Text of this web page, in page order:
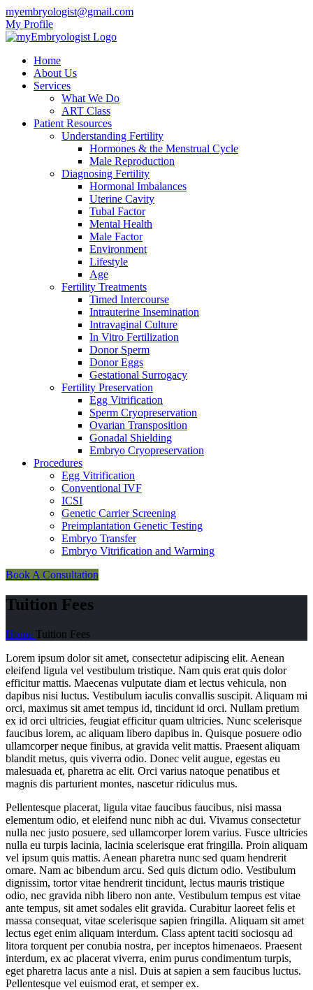
myembryologist@gmail.com
My Profile
Home
About Us
Services
What We Do
ART Class
Patient Resources
Understanding Fertility
Hormones & the Menstrual Cycle
Male Reproduction
Diagnosing Fertility
Hormonal Imbalances
Uterine Cavity
Tubal Factor
Mental Health
Male Factor
Environment
Lifestyle
Age
Fertility Treatments
Timed Intercourse
Intrauterine Insemination
Intravaginal Culture
In Vitro Fertilization
Donor Sperm
Donor Eggs
Gestational Surrogacy
Fertility Preservation
Egg Vitrification
Sperm Cryopreservation
Ovarian Transposition
Gonadal Shielding
Embryo Cryopreservation
Procedures
Egg Vitrification
Conventional IVF
ICSI
Genetic Carrier Screening
Preimplantation Genetic Testing
Embryo Transfer
Embryo Vitrification and Warming
Book A Consultation
Tuition Fees
Home Tuition Fees
Lorem ipsum dolor sit amet, consectetur adipiscing elit. Aenean
eleifend ligula vel vestibulum tristique. Nam quis erat quis dolor
efficitur mattis. Maecenas vulputate diam et lectus vehicula, non
dapibus nisi luctus. Vestibulum iaculis convallis suscipit. Aliquam mi
orci, maximus sit amet tempus id, tincidunt id orci. Nullam pretium
ex id orci ultricies, feugiat efficitur quam ultricies. Nunc scelerisque
faucibus lorem, ac aliquam libero dapibus in. Quisque posuere odio
ullamcorper neque finibus, at gravida velit mattis. Praesent aliquam
blandit metus, quis viverra odio. Donec velit augue, egestas eu
malesuada et, pharetra ac elit. Orci varius natoque penatibus et
magnis dis parturient montes, nascetur ridiculus mus.
Pellentesque placerat, ligula vitae faucibus faucibus, nisi massa
elementum odio, et eleifend nunc nibh ac dui. Vivamus consectetur
nulla nec justo posuere, sed ullamcorper lorem varius. Fusce ultricies
nulla eu turpis lacinia, lacinia scelerisque erat fringilla. Proin aliquam
vel ipsum quis mattis. Aenean pharetra nunc sed quam hendrerit
ornare. Nam ac bibendum arcu. Sed quis dictum odio. Vestibulum
dignissim, tortor vitae hendrerit tincidunt, lectus mauris tristique
odio, nec gravida nibh libero non ante. Vestibulum tempus est vitae
ante tempus, sit amet sodales elit gravida. Curabitur laoreet felis et
massa consequat, vitae scelerisque sapien fringilla. Aliquam sit amet
lectus eget enim aliquam interdum. Class aptent taciti sociosqu ad
litora torquent per conubia nostra, per inceptos himenaeos. Praesent
interdum, ex ac placerat viverra, enim purus condimentum turpis,
eget pharetra lacus ante a nisl. Duis at sapien a sem faucibus luctus.
Pellentesque vel euismod erat, et semper ex.